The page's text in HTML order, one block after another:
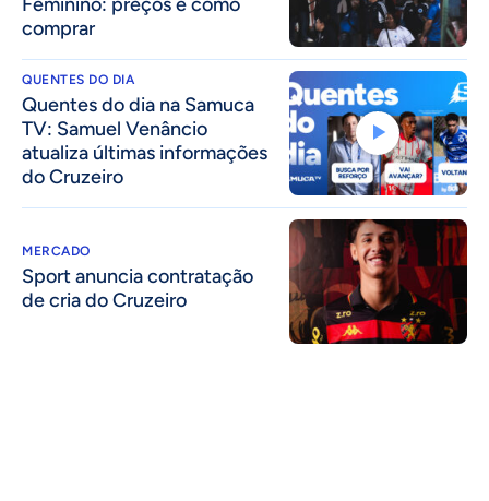
comprar
QUENTES DO DIA
Quentes do dia na Samuca
TV: Samuel Venâncio
atualiza últimas informações
do Cruzeiro
MERCADO
Sport anuncia contratação
de cria do Cruzeiro